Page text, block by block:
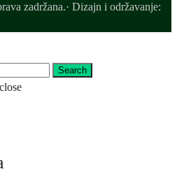
zadržana.· Dizajn i održavanje:
Search